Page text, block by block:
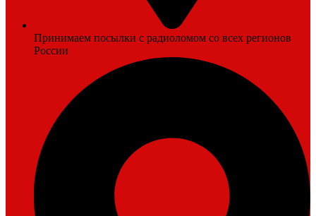
Принимаем посылки с радиоломом со всех регионов
России